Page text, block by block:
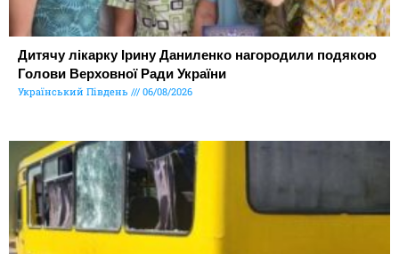
Дитячу лікарку Ірину Даниленко нагородили подякою
Голови Верховної Ради України
Український Південь 06/08/2026